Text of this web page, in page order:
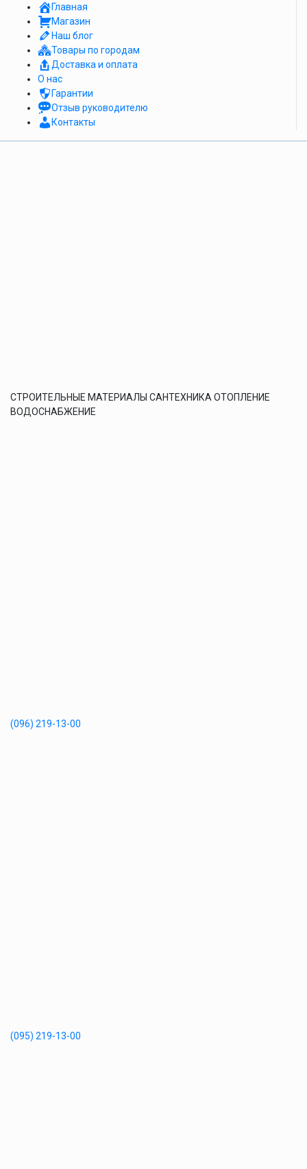
Главная
Магазин
Наш блог
Товары по городам
Доставка и оплата
О нас
Гарантии
Отзыв руководителю
Контакты
СТРОИТЕЛЬНЫЕ МАТЕРИАЛЫ САНТЕХНИКА ОТОПЛЕНИЕ
ВОДОСНАБЖЕНИЕ
(096) 219-13-00
(095) 219-13-00